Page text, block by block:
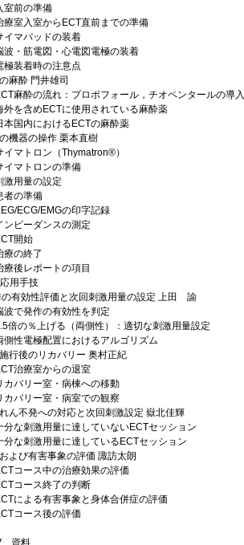
前の準備
室入室からECT直前までの準備
マパッドの装着
・筋電図・心電図電極の装着
装着時の注意点
酔 門井雄司
酔の流れ：プロポフォール，チオペンタールの導入
を含めECTに使用されている麻酔薬
国内におけるECTの麻酔薬
機器の操作 栗本直樹
マトロン（Thymatron®）
マトロンの準備
用量の設定
の準備
ECG/EMGの印字記録
ピーダンスの測定
開始
の終了
後レポートの項目
用手技
有効性評価と次回刺激用量の設定 上田 諭
で発作の有効性を判定
の％上げる（両側性）：適切な刺激用量設定
性電極配置におけるアルゴリズム
後のリカバリー 奥村正紀
治療室からの退室
バリー室・病棟への移動
バリー室・病室での観察
不発への対応と次回刺激設定 嶽北佳輝
刺激用量に達していないECTセッション
刺激用量に達しているECTセッション
び有害事象の評価 諏訪太朗
コース中の治療効果の評価
コース終了の判断
による有害事象と身体合併症の評価
コース後の評価
資料